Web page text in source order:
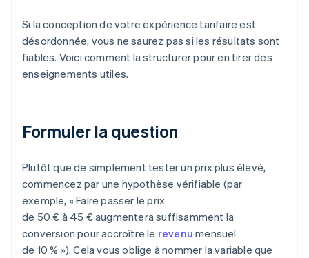
Si la conception de votre expérience tarifaire est
désordonnée, vous ne saurez pas si les résultats sont
fiables. Voici comment la structurer pour en tirer des
enseignements utiles.
Formuler la question
Plutôt que de simplement tester un prix plus élevé,
commencez par une hypothèse vérifiable (par
exemple, « Faire passer le prix
de 50 € à 45 € augmentera suffisamment la
conversion pour accroître le revenu mensuel
de 10 % »). Cela vous oblige à nommer la variable que